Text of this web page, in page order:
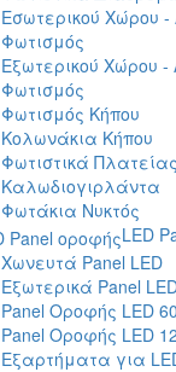
Εσωτερικού Χώρου -
Φωτισμός
Εξωτερικού Χώρου -
Φωτισμός
Φωτισμός Κήπου
Κολωνάκια Κήπου
Φωτιστικά
Καλωδιογιρλάντα
Φωτάκια Νυκτός
LED
Χωνευτά Panel LED
Εξωτερικά Panel
Panel Οροφής LED
Panel Οροφής LED
Εξαρτήματα για